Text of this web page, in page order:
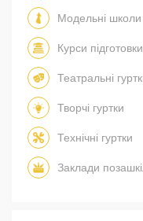
Модельні школи
Курси
Театральні
Творчі гуртки
Технічні гуртки
Заклади